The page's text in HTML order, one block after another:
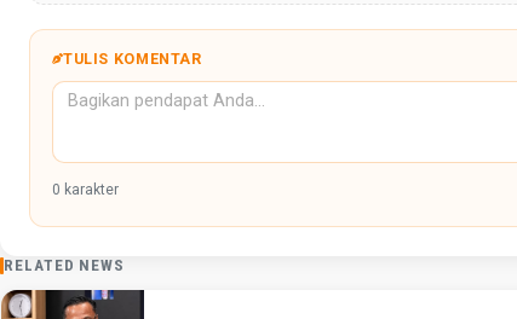
TULIS KOMENTAR
0 karakter
RELATED NEWS